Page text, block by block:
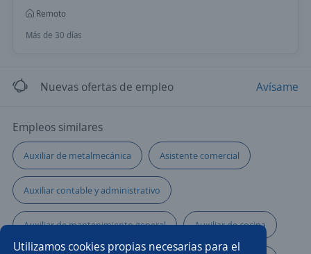
Utilizamos cookies propias necesarias para el
Remoto
Más de 30 días
Nuevas ofertas de empleo Avísame
Empleos similares
Auxiliar de metalmecánica Asistente comercial
Auxiliar contable y administrativo
Auxiliar de mantenimiento general Auxiliar de cocina